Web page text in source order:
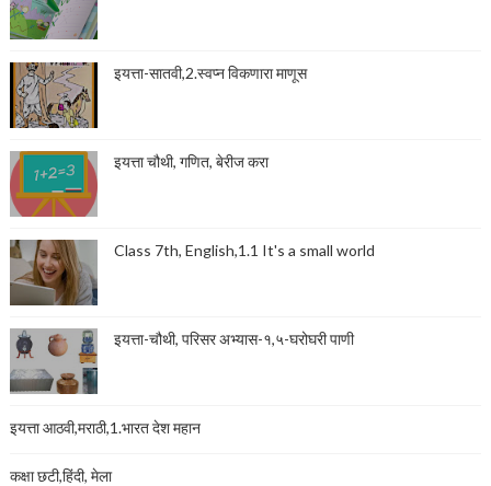
इयत्ता-सातवी,2.स्वप्न विकणारा माणूस
इयत्ता चौथी, गणित, बेरीज करा
Class 7th, English,1.1 It's a small world
इयत्ता-चौथी, परिसर अभ्यास-१,५-घरोघरी पाणी
इयत्ता आठवी,मराठी,1.भारत देश महान
कक्षा छटी,हिंदी, मेला